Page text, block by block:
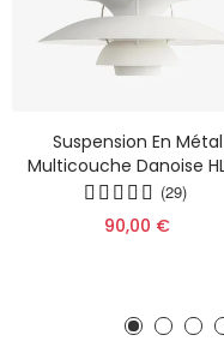
Suspension En Métal
Multicouche Danoise
(29)
90,00 €